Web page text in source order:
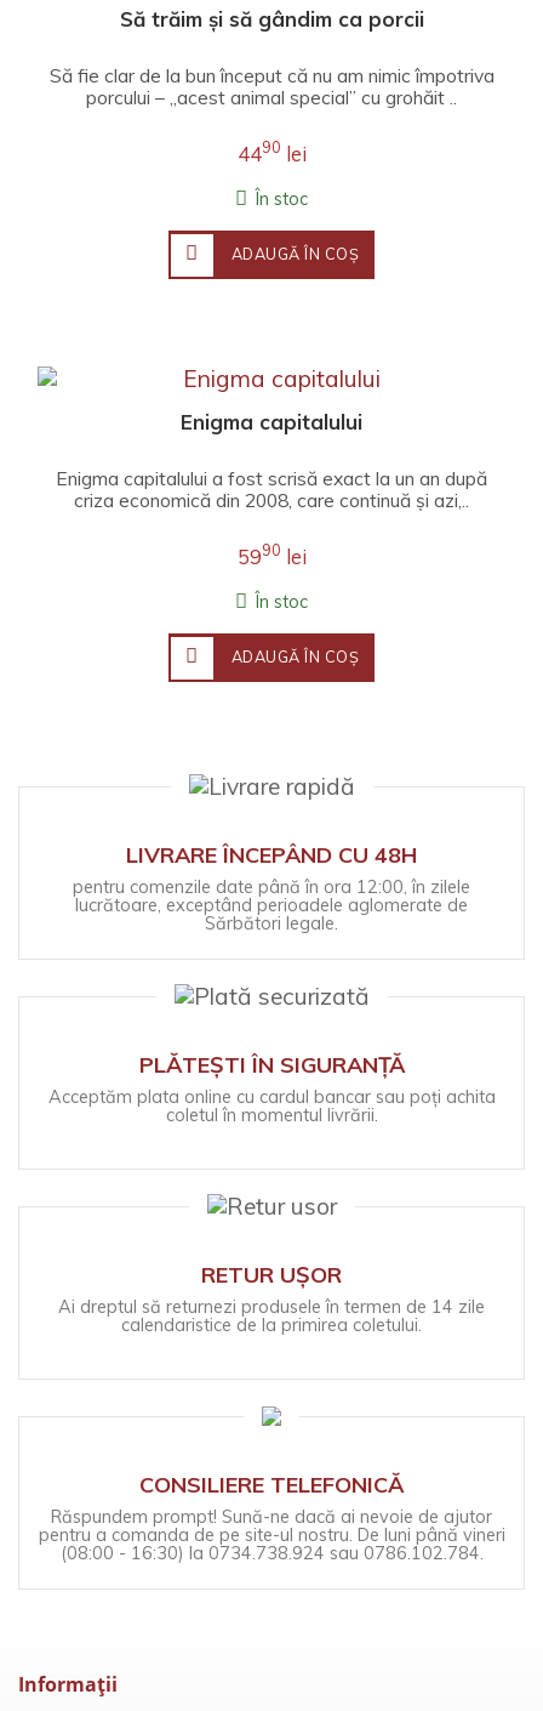
Să trăim și să gândim ca porcii
Să fie clar de la bun început că nu am nimic împotriva
porcului – „acest animal special” cu grohăit ..
4490 lei
În stoc
ADAUGĂ ÎN COŞ
Enigma capitalului
Enigma capitalului a fost scrisă exact la un an după
criza economică din 2008, care continuă și azi,..
5990 lei
În stoc
ADAUGĂ ÎN COŞ
LIVRARE ÎNCEPÂND CU 48H
pentru comenzile date până în ora 12:00, în zilele
lucrătoare, exceptând perioadele aglomerate de
Sărbători legale.
PLĂTEȘTI ÎN SIGURANȚĂ
Acceptăm plata online cu cardul bancar sau poți achita
coletul în momentul livrării.
RETUR UȘOR
Ai dreptul să returnezi produsele în termen de 14 zile
calendaristice de la primirea coletului.
CONSILIERE TELEFONICĂ
Răspundem prompt! Sună-ne dacă ai nevoie de ajutor
pentru a comanda de pe site-ul nostru. De luni până vineri
(08:00 - 16:30) la 0734.738.924 sau 0786.102.784.
Informaţii